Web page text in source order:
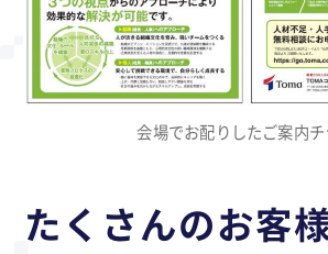
会場でお配りしたご案内チ
たくさんのお客